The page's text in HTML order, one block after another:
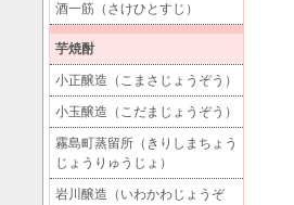
酒一筋（さけひとすじ）
芋焼酎
小正醸造（こまさじょうぞう）
小玉醸造（こだまじょうぞう）
霧島町蒸留所（きりしまちょう
じょうりゅうじょ）
岩川醸造（いわかわじょうぞ